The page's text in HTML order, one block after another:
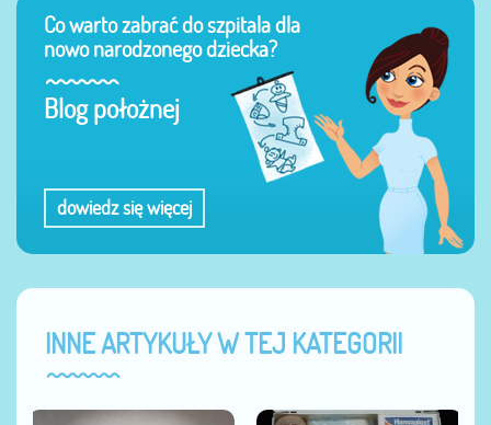
Co warto zabrać do szpitala dla
nowo narodzonego dziecka?
Blog położnej
dowiedz się więcej
INNE ARTYKUŁY W TEJ KATEGORII